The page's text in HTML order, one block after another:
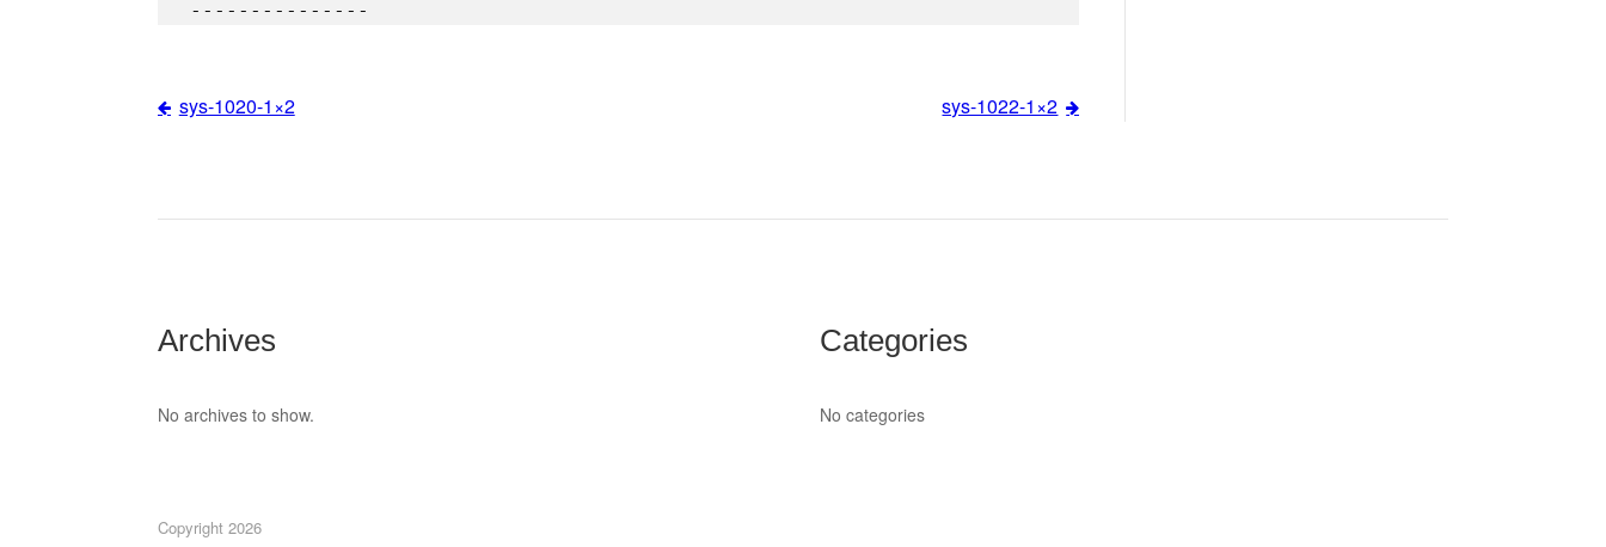
Post
sys-1020-1×2 sys-1022-1×2
Archives
No archives to show.
Categories
No categories
Copyright 2026